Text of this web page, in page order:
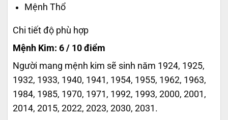
Mệnh Thổ
Chi tiết độ phù hợp
Mệnh Kim: 6 / 10 điểm
Người mang mệnh kim sẽ sinh năm 1924, 1925,
1932, 1933, 1940, 1941, 1954, 1955, 1962, 1963,
1984, 1985, 1970, 1971, 1992, 1993, 2000, 2001,
2014, 2015, 2022, 2023, 2030, 2031.